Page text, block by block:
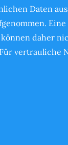
Daten
daher
vertrauliche